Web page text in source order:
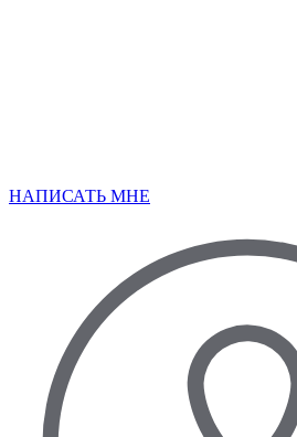
НАПИСАТЬ МНЕ